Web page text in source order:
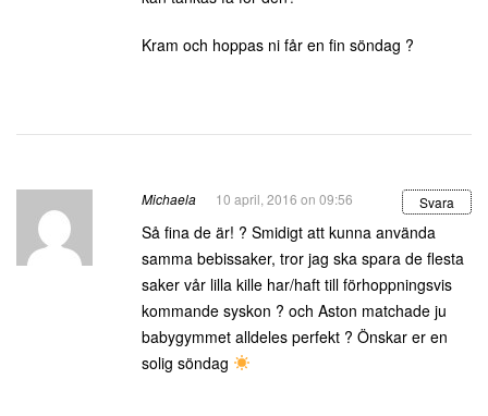
Kram och hoppas ni får en fin söndag ?
Michaela 10 april, 2016 on 09:56 Svara
Så fina de är! ? Smidigt att kunna använda
samma bebissaker, tror jag ska spara de flesta
saker vår lilla kille har/haft till förhoppningsvis
kommande syskon ? och Aston matchade ju
babygymmet alldeles perfekt ? Önskar er en
solig söndag